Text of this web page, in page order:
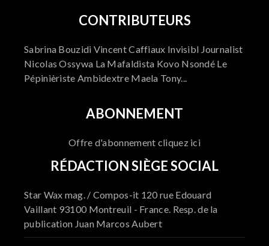
CONTRIBUTEURS
Sabrina Bouzidi Vincent Caffiaux Invisibl Journalist
Nicolas Ossywa La Mafaldista Kovo Nsondé Le
Pépinièriste Ambidextre Maela Tony...
ABONNEMENT
Offre d'abonnement cliquez ici
RÉDACTION SIÈGE SOCIAL
Star Wax mag. / Compos-it 120 rue Edouard
Vaillant 93100 Montreuil - France. Resp. de la
publication Juan Marcos Aubert